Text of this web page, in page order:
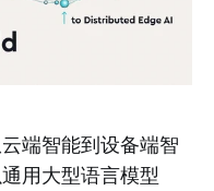
端智能到设备端智
用大型语言模型